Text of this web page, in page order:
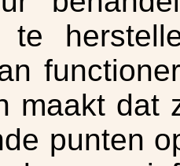
te
maakt dat
punten